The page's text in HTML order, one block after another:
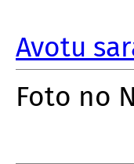
Avotu
Foto no